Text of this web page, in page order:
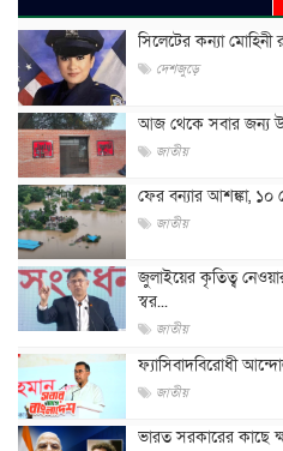
সিলেটের কন্যা
দেশজুড়ে
আজ থেকে সবার জন্য
জাতীয়
ফের বন্যার আশঙ্কা, ১০
জাতীয়
জুলাইয়ের কৃতিত্ব
স্বর...
জাতীয়
ফ্যাসিবাদবিরোধী
জাতীয়
ভারত সরকারের কাছে